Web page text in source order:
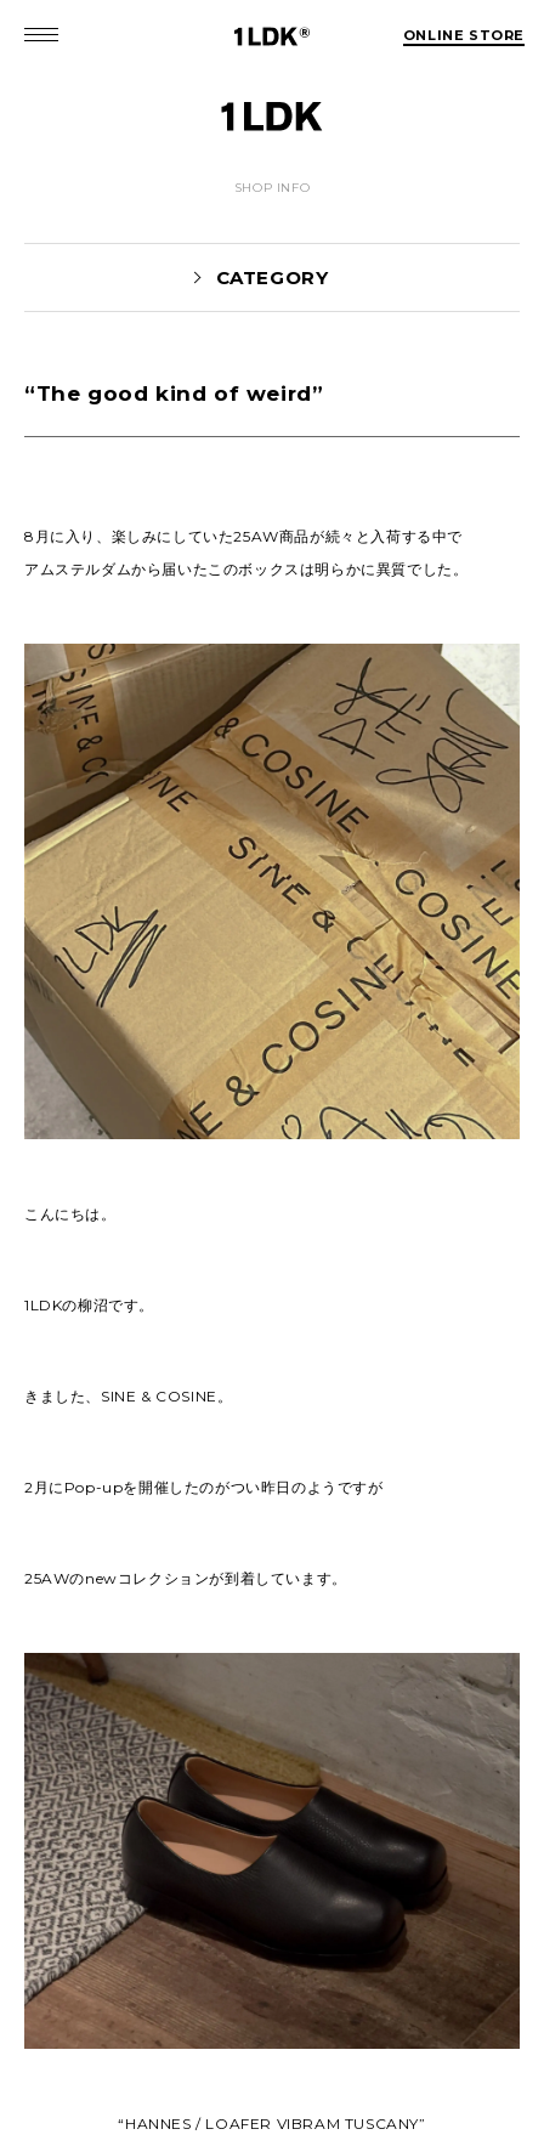
ONLINE STORE
SHOP INFO
CATEGORY
Yaginuma(160)
2024(89) 2023
2022(125) (153)
2020(198) 2019 (330)
“The good kind of weird”
8月に入り、楽しみにしていた25AW商品が続々と入荷する中で
アムステルダムから届いたこのボックスは明らかに異質でした。
こんにちは。
1LDKの柳沼です。
きました、SINE & COSINE。
2月にPop-upを開催したのがつい昨日のようですが
25AWのnewコレクションが到着しています。
“HANNES / LOAFER VIBRAM TUSCANY”